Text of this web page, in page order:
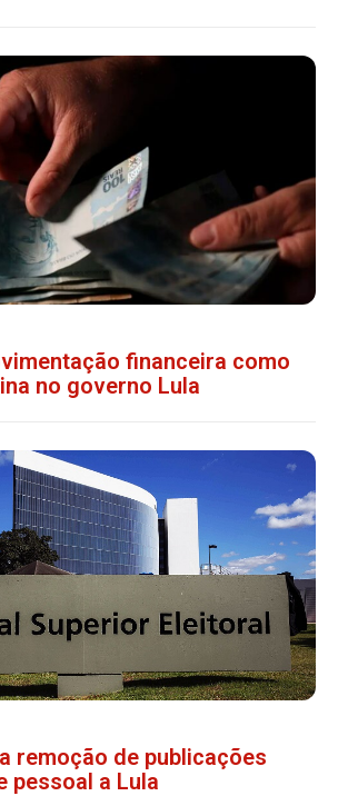
financeira como
no governo Lula
remoção de publicações
pessoal a Lula